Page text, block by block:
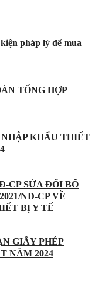
pháp lý để mua
TỔNG HỢP
KHẨU THIẾT
CP SỬA ĐỔI BỔ
NĐ-CP VỀ
BỊ Y TẾ
GIẤY PHÉP
NĂM 2024